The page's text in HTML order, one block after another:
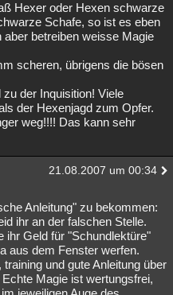
Hexer oder Hexen schwarze
Schafe, so ist es eben
betreiben weisse Magie
scheren, übrigens die bösen
der Inquisition! Viele
der Hexenjagd zum Opfer.
weg!!!! Das kann sehr
21.08.2007 um 00:34
Anleitung" zu bekommen:
ihr an der falschen Stelle.
ihr Geld für "Schundlektüre"
aus dem Fenster werfen.
und gute Anleitung über
Magie ist wertungsfrei,